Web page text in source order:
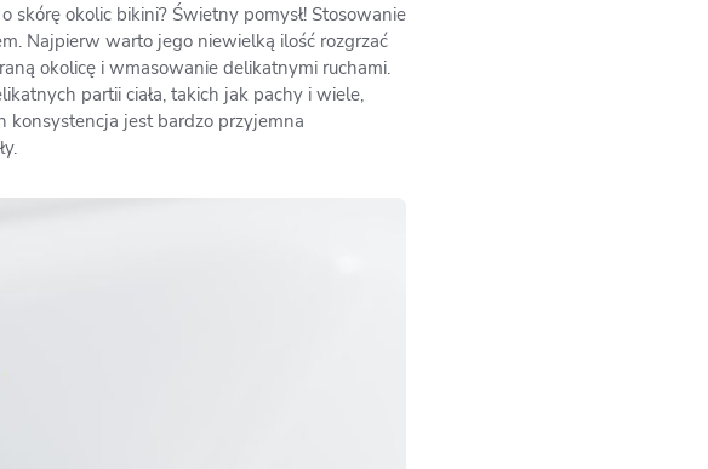
okolic bikini? Świetny pomysł! Stosowanie
Najpierw warto jego niewielką ilość rozgrzać
okolicę i wmasowanie delikatnymi ruchami.
partii ciała, takich jak pachy i wiele,
konsystencja jest bardzo przyjemna